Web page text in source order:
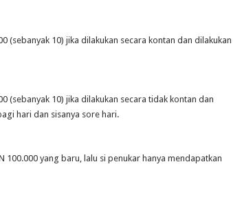
(sebanyak 10) jika dilakukan secara kontan dan dilakukan
(sebanyak 10) jika dilakukan secara tidak kontan dan
hari dan sisanya sore hari.
100.000 yang baru, lalu si penukar hanya mendapatkan